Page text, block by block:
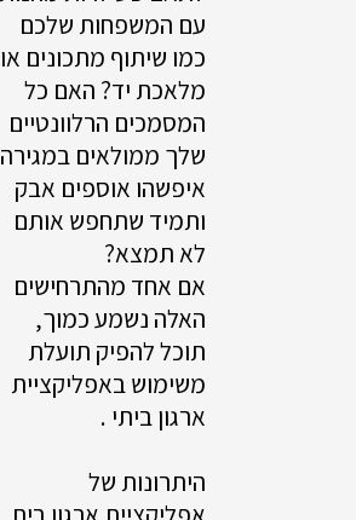
עם המשפחות שלכם
כמו שיתוף מתכונים או
מלאכת יד? האם כל
המסמכים הרלוונטיים
שלך ממולאים במגירה
איפשהו אוספים אבק
ותמיד שתחפש אותם
לא תמצא?
אם אחד מהתרחישים
האלה נשמע כמוך,
תוכל להפיק תועלת
משימוש באפליקציית
ארגון ביתי .
היתרונות של